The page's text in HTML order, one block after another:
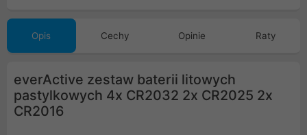
Opis Cechy Opinie Raty
everActive zestaw baterii litowych
pastylkowych 4x CR2032 2x CR2025 2x
CR2016